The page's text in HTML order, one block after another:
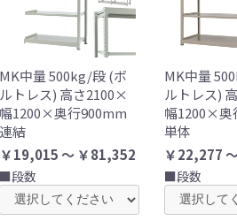
MK中量 500kg/段 (ボ
ルトレス) 高さ2100×
幅1200×奥行900mm
連結
￥19,015 ～ ￥81,352
■段数
MK中量
ルトレス)
幅1200×奥
単体
￥22,277
■段数